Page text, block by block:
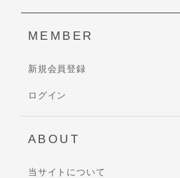
MEMBER
新規会員登録
ログイン
ABOUT
当サイトについて